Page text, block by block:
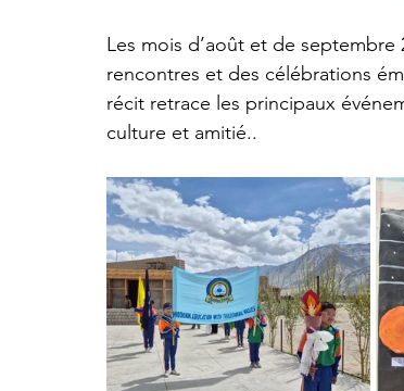
Les mois d’août et de
rencontres et des célébrations
récit retrace les principaux
culture et amitié..